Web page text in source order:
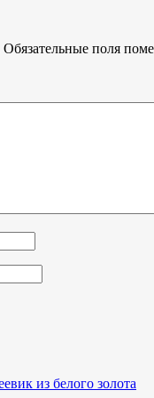
Обязательные поля